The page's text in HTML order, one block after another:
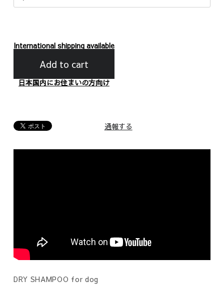
International shipping available
Add to cart
日本国内にお住まいの方向け
通報する
DRY SHAMPOO for dog